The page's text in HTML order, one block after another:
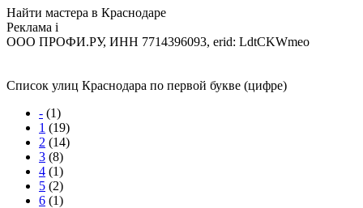
Найти мастера в Краснодаре
Реклама i
ООО ПРОФИ.РУ, ИНН 7714396093, erid: LdtCKWmeo
Список улиц Краснодара по первой букве (цифре)
- (1)
1 (19)
2 (14)
3 (8)
4 (1)
5 (2)
6 (1)